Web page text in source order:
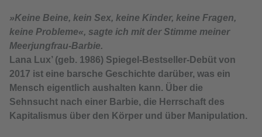
»Keine Beine, kein Sex, keine Kinder, keine Fragen,
keine Probleme«, sagte ich mit der Stimme meiner
Meerjungfrau-Barbie.
Lana Lux’ (geb. 1986) Spiegel-Bestseller-Debüt von
2017 ist eine barsche Geschichte darüber, was ein
Mensch eigentlich aushalten kann. Über die
Sehnsucht nach einer Barbie, die Herrschaft des
Kapitalismus über den Körper und über Manipulation.